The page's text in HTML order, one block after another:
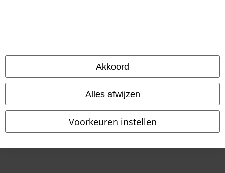
Akkoord
Alles afwijzen
Voorkeuren instellen
© 1986-2026 Large Popmerchandising BV
Onze online shops